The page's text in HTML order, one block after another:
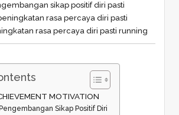
sikap positif diri pasti
rasa percaya diri pasti
rasa percaya diri pasti running
MOTIVATION
Sikap Positif Diri